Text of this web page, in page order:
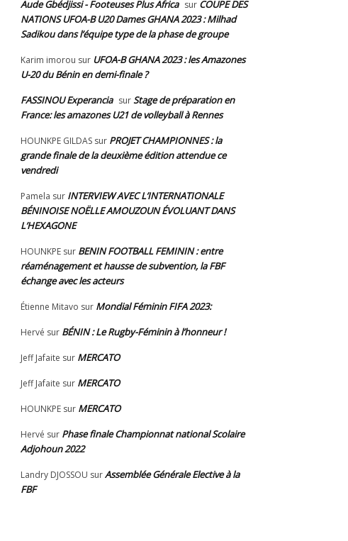
Aude Gbédjissi - Footeuses Plus Africa sur COUPE DES
NATIONS UFOA-B U20 Dames GHANA 2023 : Milhad
Sadikou dans l’équipe type de la phase de groupe
Karim imorou sur UFOA-B GHANA 2023 : les Amazones
U-20 du Bénin en demi-finale ?
FASSINOU Experancia surStage de préparation en
France: les amazones U21 de volleyball à Rennes
HOUNKPE GILDAS sur PROJET CHAMPIONNES : la
grande finale de la deuxième édition attendue ce
vendredi
Pamela sur INTERVIEW AVEC L’INTERNATIONALE
BÉNINOISE NOËLLE AMOUZOUN ÉVOLUANT DANS
L’HEXAGONE
HOUNKPE sur BENIN FOOTBALL FEMININ : entre
réaménagement et hausse de subvention, la FBF
échange avec les acteurs
Étienne Mitavo sur Mondial Féminin FIFA 2023:
Hervé sur BÉNIN : Le Rugby-Féminin à l’honneur !
Jeff Jafaite sur MERCATO
Jeff Jafaite sur MERCATO
HOUNKPE sur MERCATO
Hervé sur Phase finale Championnat national Scolaire
Adjohoun 2022
Landry DJOSSOU surAssemblée Générale Elective à la
FBF